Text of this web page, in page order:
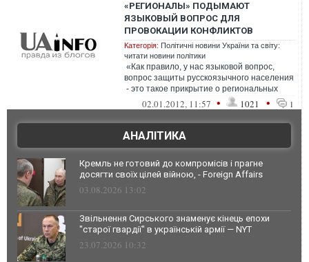
«РЕГИОНАЛЫ» ПОДЫМАЮТ
ЯЗЫКОВЫЙ ВОПРОС ДЛЯ
ПРОВОКАЦИИ КОНФЛИКТОВ
Категорія: Політичні новини України та світу:
читати новини політики
«Как правило, у нас языковой вопрос,
вопрос защиты русскоязычного населения
- это такое прикрытие о региональных
языках. Все это пре...
02.01.2012, 11:57 • 1021 • 1
АНАЛІТИКА
Кремль не готовий до компромісів і прагне
досягти своїх цілей війною, - Foreign Affairs
03.08.2026 13:02
Звільнення Сирського знаменує кінець епохи
"старої гвардії" в українській армії — NYT
23.07.2026 10:32